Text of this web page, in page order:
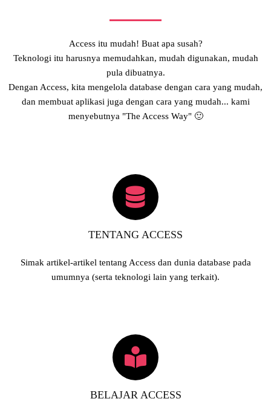
Access itu mudah! Buat apa susah?
Teknologi itu harusnya memudahkan, mudah digunakan, mudah
pula dibuatnya.
Dengan Access, kita mengelola database dengan cara yang mudah,
dan membuat aplikasi juga dengan cara yang mudah... kami
menyebutnya "The Access Way" 🙂
TENTANG ACCESS
Simak artikel-artikel tentang Access dan dunia database pada
umumnya (serta teknologi lain yang terkait).
BELAJAR ACCESS